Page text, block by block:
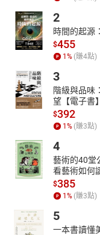
2
時間的起源
$455
1 % (賺4點)
3
階級與品味
望【電子書】
$392
1 % (賺3點)
4
藝術的40堂
看藝術如何
$385
1 % (賺3點)
5
一本書讀懂